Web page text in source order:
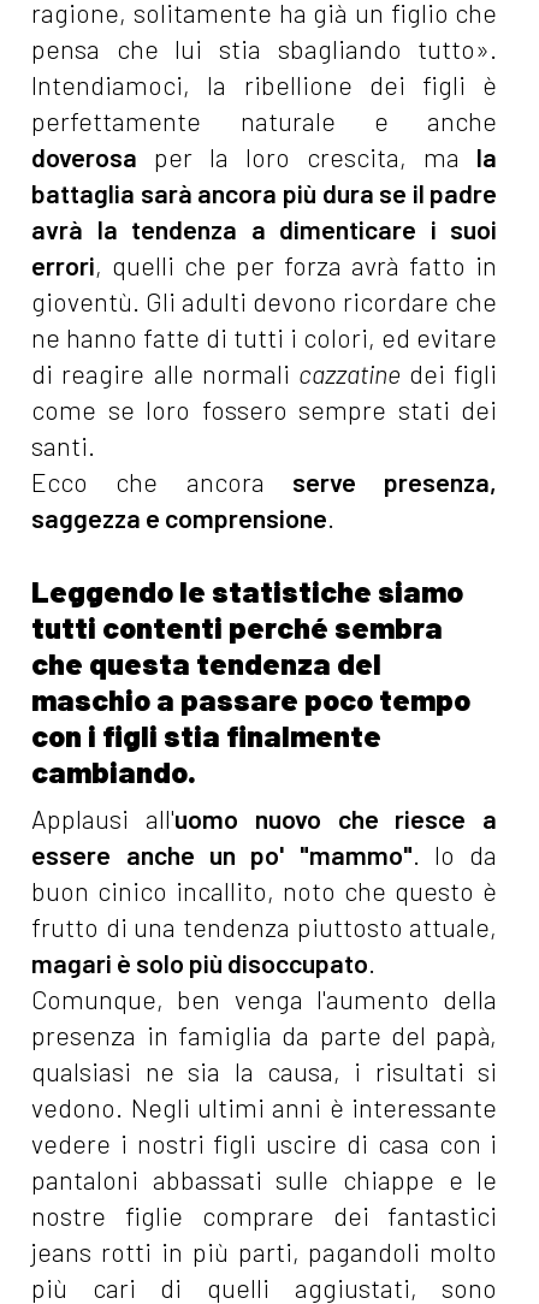
ragione, solitamente ha già un figlio che
pensa che lui stia sbagliando tutto».
Intendiamoci, la ribellione dei figli è
perfettamente naturale e anche
doverosa per la loro crescita, ma la
battaglia sarà ancora più dura se il padre
avrà la tendenza a dimenticare i suoi
errori, quelli che per forza avrà fatto in
gioventù. Gli adulti devono ricordare che
ne hanno fatte di tutti i colori, ed evitare
di reagire alle normali cazzatine dei figli
come se loro fossero sempre stati dei
santi.
Ecco che ancora serve presenza,
saggezza e comprensione
Leggendo le statistiche siamo
tutti contenti perché sembra
che questa tendenza del
maschio a passare poco tempo
con i figli stia finalmente
cambiando.
Applausi all'uomo nuovo che riesce a
essere anche un po' "mammo" . Io da
buon cinico incallito, noto che questo è
frutto di una tendenza piuttosto attuale,
magari è solo più disoccupato
Comunque, ben venga l'aumento della
presenza in famiglia da parte del papà,
qualsiasi ne sia la causa, i risultati si
vedono. Negli ultimi anni è interessante
vedere i nostri figli uscire di casa con i
pantaloni abbassati sulle chiappe e le
nostre figlie comprare dei fantastici
jeans rotti in più parti, pagandoli molto
più cari di quelli aggiustati, sono